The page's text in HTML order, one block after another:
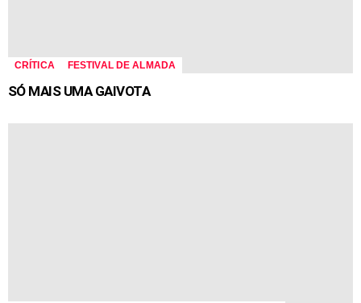
CRÍTICA FESTIVAL DE ALMADA
SÓ MAIS UMA GAIVOTA